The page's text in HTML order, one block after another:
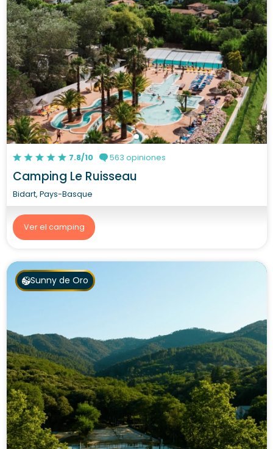
7.8/10 563 opiniones
Camping Le Ruisseau
Bidart, Pays-Basque
Ver el camping
Sunny de Oro